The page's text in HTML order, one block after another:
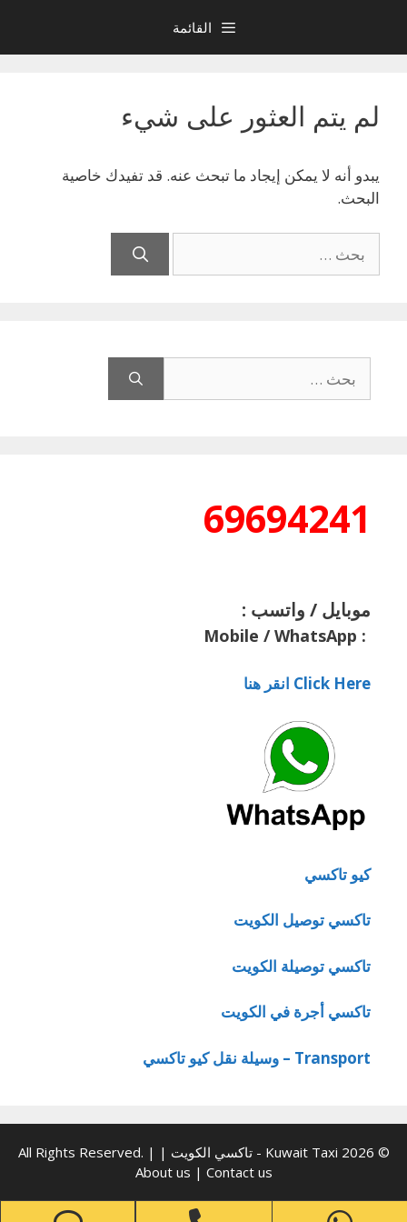
المحتوى
القائمة
لم يتم العثور على شيء
يبدو أنه لا يمكن إيجاد ما تبحث عنه. قد تفيدك خاصية
البحث.
عن:
عن:
69694241
موبايل / واتسب :
:
Mobile / WhatsApp
Click Here انقر هنا
كيو تاكسي
تاكسي توصيل الكويت
تاكسي توصيلة الكويت
تاكسي أجرة في الكويت
Transport – وسيلة نقل كيو تاكسي
© 2026 Kuwait Taxi - تاكسي الكويت | All Rights Reserved. |
About us | Contact us